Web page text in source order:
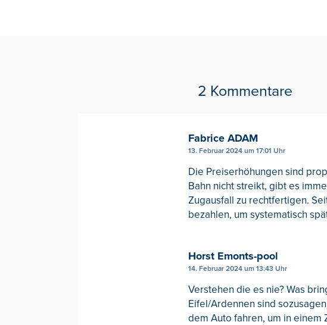
2 Kommentare
Fabrice ADAM
13. Februar 2024 um 17:01 Uhr
Die Preiserhöhungen sind
Bahn nicht streikt, gibt es
Zugausfall zu rechtfertigen.
bezahlen, um systematisch
Horst Emonts-pool
14. Februar 2024 um 13:43 Uhr
Verstehen die es nie? Was
Eifel/Ardennen sind
dem Auto fahren, um in einem